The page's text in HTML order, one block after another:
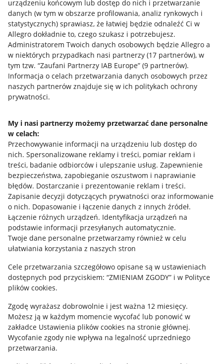
urządzeniu końcowym lub dostęp do nich i przetwarzanie
danych (w tym w obszarze profilowania, analiz rynkowych i
statystycznych) sprawiasz, że łatwiej będzie odnaleźć Ci w
Allegro dokładnie to, czego szukasz i potrzebujesz.
Administratorem Twoich danych osobowych będzie Allegro a
w niektórych przypadkach nasi partnerzy (17 partnerów), w
tym tzw. “Zaufani Partnerzy IAB Europe” (9 partnerów).
Informacja o celach przetwarzania danych osobowych przez
naszych partnerów znajduje się w ich politykach ochrony
prywatności.
My i nasi partnerzy możemy przetwarzać dane personalne
w celach:
Przechowywanie informacji na urządzeniu lub dostęp do
nich. Spersonalizowane reklamy i treści, pomiar reklam i
treści, badanie odbiorców i ulepszanie usług. Zapewnienie
bezpieczeństwa, zapobieganie oszustwom i naprawianie
błędów. Dostarczanie i prezentowanie reklam i treści.
Zapisanie decyzji dotyczących prywatności oraz informowanie
o nich. Dopasowanie i łączenie danych z innych źródeł.
Łączenie różnych urządzeń. Identyfikacja urządzeń na
podstawie informacji przesyłanych automatycznie.
Twoje dane personalne przetwarzamy również w celu
ułatwiania korzystania z naszych stron
Cele przetwarzania szczegółowo opisane są w ustawieniach
dostępnych pod przyciskiem: “ZMIENIAM ZGODY” i w Polityce
plików cookies.
Zgodę wyrażasz dobrowolnie i jest ważna 12 miesięcy.
Możesz ją w każdym momencie wycofać lub ponowić w
zakładce Ustawienia plików cookies na stronie głównej.
Wycofanie zgody nie wpływa na legalność uprzedniego
przetwarzania.
Napisz do nas
Allegro Gadane dla sprzedających
Allegro Gadane dla kupujących
Mapa miejscowości
Informacje prawne
Regulamin
Polityka plików "cookies"
Ustawienia plików "cookies"
Udostępnianie lokalizacji
Informacje dla Aktu o Usługach Cyfrowych
Pobierz aplikację
Korzystanie z serwisu oznacza akceptacjęregulaminu.